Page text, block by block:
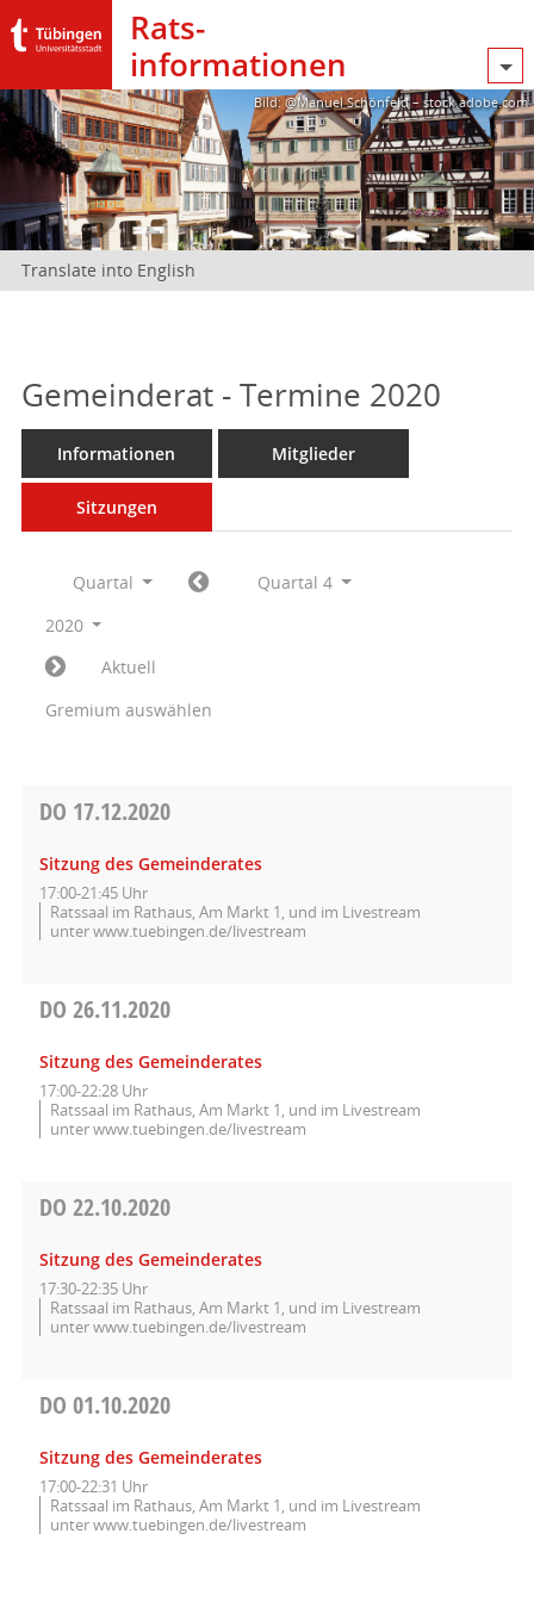
Rats­
informationen
Bild: @Manuel Schönfeld – stock.adobe.com
Translate into English
Gemeinderat - Termine 2020
Informationen Mitglieder
Sitzungen
Quartal
Quartal 4
2020
Aktuell
Gremium auswählen
DO 17.12.2020
Sitzung des Gemeinderates
17:00-21:45 Uhr
Ratssaal im Rathaus, Am Markt 1, und im Livestream
unter www.tuebingen.de/livestream
DO 26.11.2020
Sitzung des Gemeinderates
17:00-22:28 Uhr
Ratssaal im Rathaus, Am Markt 1, und im Livestream
unter www.tuebingen.de/livestream
DO 22.10.2020
Sitzung des Gemeinderates
17:30-22:35 Uhr
Ratssaal im Rathaus, Am Markt 1, und im Livestream
unter www.tuebingen.de/livestream
DO 01.10.2020
Sitzung des Gemeinderates
17:00-22:31 Uhr
Ratssaal im Rathaus, Am Markt 1, und im Livestream
unter www.tuebingen.de/livestream